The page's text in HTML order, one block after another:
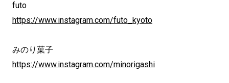
futo
https://www.instagram.com/futo_kyoto
みのり菓子
https://www.instagram.com/minorigashi